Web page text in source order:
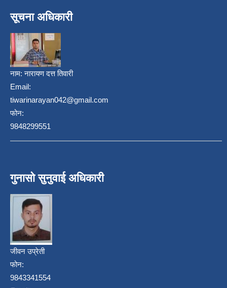
सूचना अधिकारी
नाम:नारायण दत्त तिवारी
Email:
tiwarinarayan042@gmail.com
फोन:
9848299551
गुनासो सुनुवाई अधिकारी
जीवन उप्रेती
फोन:
9843341554